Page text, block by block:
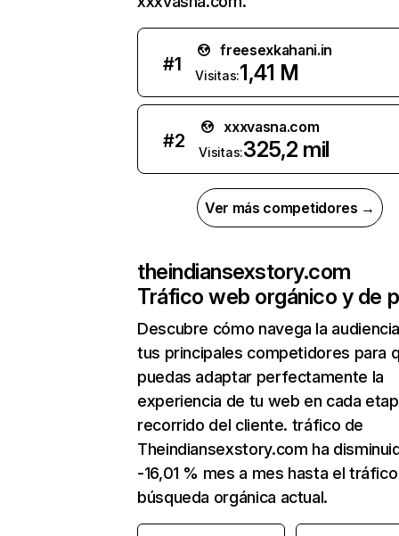
#1
freesexkahani.in
Visitas:1,41 M
#2
xxxvasna.com
Visitas:325,2 mil
Ver más competidores →
theindiansexstory.com
Tráfico web orgánico y de
Descubre cómo navega la
tus principales competidores para
puedas adaptar perfectamente la
experiencia de tu web en cada
recorrido del cliente. tráfico de
Theindiansexstory.com ha
-16,01 % mes a mes hasta el
búsqueda orgánica actual.